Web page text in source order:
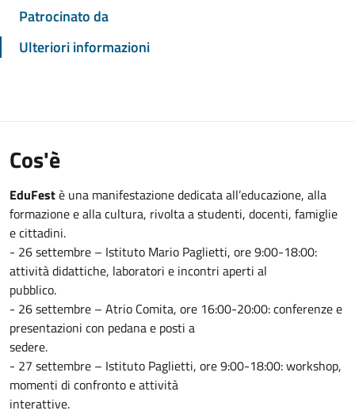
Patrocinato da
Ulteriori informazioni
Cos'è
EduFestè una manifestazione dedicata all’educazione, alla
formazione e alla cultura, rivolta a studenti, docenti, famiglie
e cittadini.
- 26 settembre – Istituto Mario Paglietti, ore 9:00-18:00:
attività didattiche, laboratori e incontri aperti al
pubblico.
- 26 settembre – Atrio Comita, ore 16:00-20:00: conferenze e
presentazioni con pedana e posti a
sedere.
- 27 settembre – Istituto Paglietti, ore 9:00-18:00: workshop,
momenti di confronto e attività
interattive.